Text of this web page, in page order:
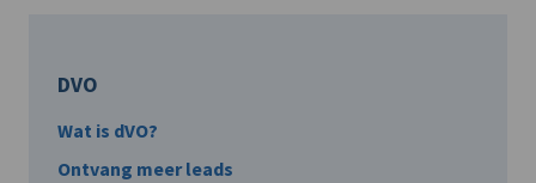
DVO
Wat is dVO?
Ontvang meer leads